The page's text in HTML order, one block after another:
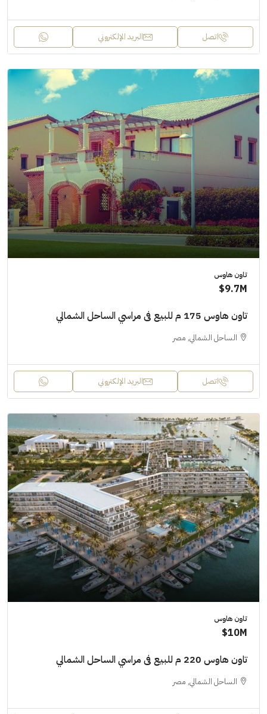
اتصل البريد الإلكتروني
تاون هاوس
9.7M$
تاون هاوس 175 م للبيع فى مراسي الساحل الشمالي
الساحل الشمالي, مصر
اتصل البريد الإلكتروني
تاون هاوس
10M$
تاون هاوس 220 م للبيع فى مراسي الساحل الشمالي
الساحل الشمالي, مصر